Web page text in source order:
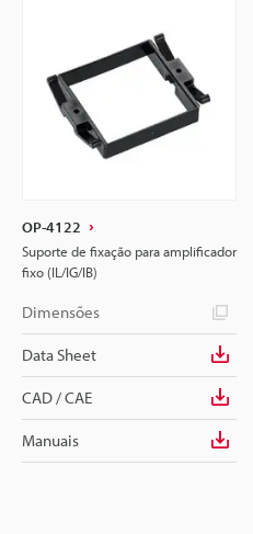
OP-4122
Suporte de fixação para amplificador
fixo (IL/IG/IB)
Dimensões
Data Sheet
CAD / CAE
Manuais